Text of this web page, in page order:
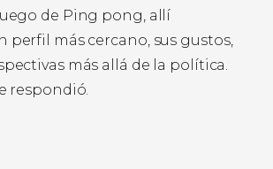
de Ping pong, allí
perfil más cercano, sus gustos,
más allá de la política.
respondió.